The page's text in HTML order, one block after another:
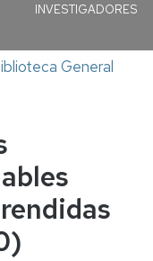
INVESTIGADORES
General